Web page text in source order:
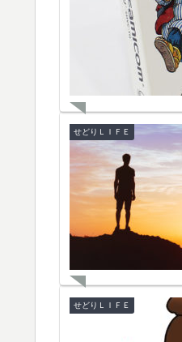
せどりＬＩＦＥ
せどりＬＩＦＥ